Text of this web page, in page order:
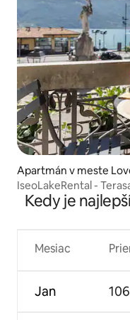
Apartmán v meste
IseoLakeRental -
Kedy je
Mesiac
Jan